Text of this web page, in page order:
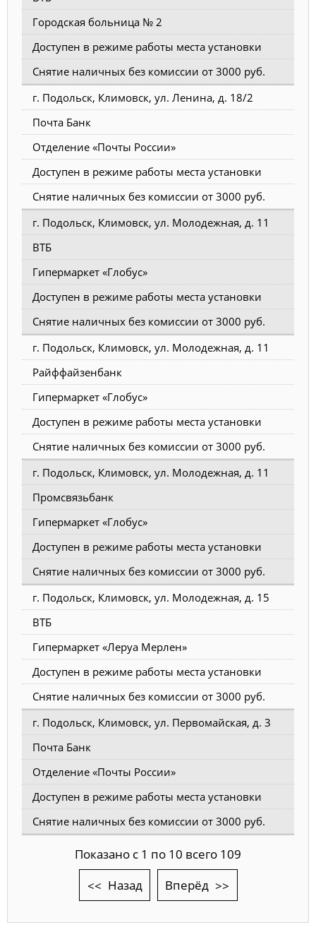
Городская больница № 2
Доступен в режиме работы места установки
Снятие наличных без комиссии от 3000 руб.
г. Подольск, Климовск, ул. Ленина, д. 18/2
Почта Банк
Отделение «Почты России»
Доступен в режиме работы места установки
Снятие наличных без комиссии от 3000 руб.
г. Подольск, Климовск, ул. Молодежная, д. 11
ВТБ
Гипермаркет «Глобус»
Доступен в режиме работы места установки
Снятие наличных без комиссии от 3000 руб.
г. Подольск, Климовск, ул. Молодежная, д. 11
Райффайзенбанк
Гипермаркет «Глобус»
Доступен в режиме работы места установки
Снятие наличных без комиссии от 3000 руб.
г. Подольск, Климовск, ул. Молодежная, д. 11
Промсвязьбанк
Гипермаркет «Глобус»
Доступен в режиме работы места установки
Снятие наличных без комиссии от 3000 руб.
г. Подольск, Климовск, ул. Молодежная, д. 15
ВТБ
Гипермаркет «Леруа Мерлен»
Доступен в режиме работы места установки
Снятие наличных без комиссии от 3000 руб.
г. Подольск, Климовск, ул. Первомайская, д. 3
Почта Банк
Отделение «Почты России»
Доступен в режиме работы места установки
Снятие наличных без комиссии от 3000 руб.
Показано с 1 по 10 всего 109
Назад
Вперёд